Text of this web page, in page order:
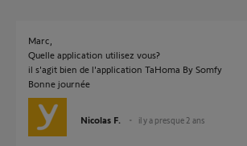
Marc,
Quelle application utilisez vous?
il s'agit bien de l'application TaHoma By Somfy
Bonne journée
Nicolas F. il y a presque 2 ans